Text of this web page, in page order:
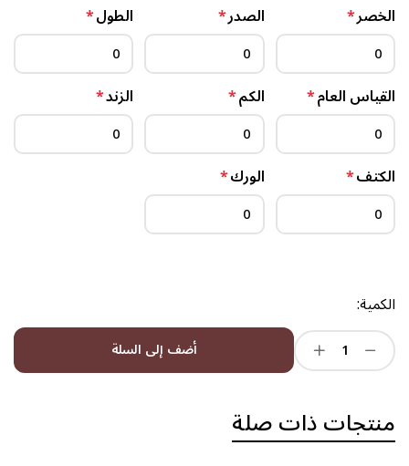
الخصر* الصدر* الطول*
القياس العام* الكم* الزند*
الكتف* الورك*
الكمية:
أضف إلى السلة
منتجات ذات صلة